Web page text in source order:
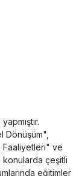
Dönüşüm",
Faaliyetleri" ve
konularda çeşitli
eğitimler